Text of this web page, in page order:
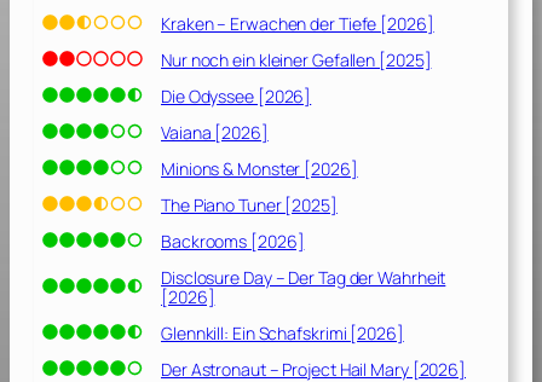
Kraken – Erwachen der Tiefe [2026]
Nur noch ein kleiner Gefallen [2025]
Die Odyssee [2026]
Vaiana [2026]
Minions & Monster [2026]
The Piano Tuner [2025]
Backrooms [2026]
Disclosure Day – Der Tag der Wahrheit
[2026]
Glennkill: Ein Schafskrimi [2026]
Der Astronaut – Project Hail Mary [2026]